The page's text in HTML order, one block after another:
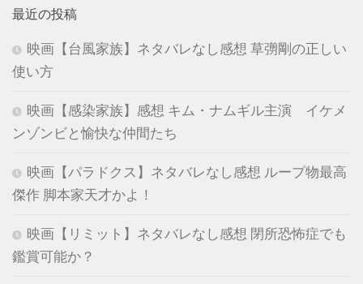
最近の投稿
映画【台風家族】ネタバレなし感想 草彅剛の正しい
使い方
映画【感染家族】感想 キム・ナムギル主演 イケメ
ンゾンビと愉快な仲間たち
映画【パラドクス】ネタバレなし感想 ループ物最高
傑作 脚本家天才かよ！
映画【リミット】ネタバレなし感想 閉所恐怖症でも
鑑賞可能か？